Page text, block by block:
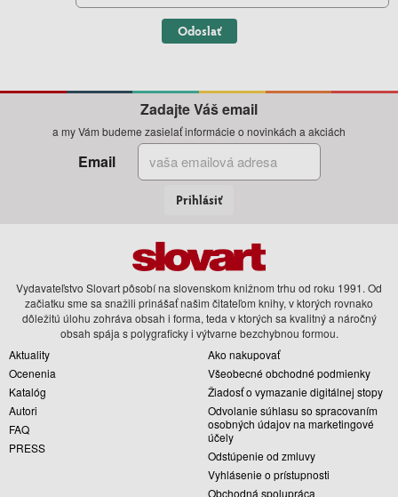
Odoslať
Zadajte Váš email
a my Vám budeme zasielať informácie o novinkách a akciách
Email
Prihlásiť
Vydavateľstvo Slovart pôsobí na slovenskom knižnom trhu od roku 1991. Od
začiatku sme sa snažili prinášať našim čitateľom knihy, v ktorých rovnako
dôležitú úlohu zohráva obsah i forma, teda v ktorých sa kvalitný a náročný
obsah spája s polygraficky i výtvarne bezchybnou formou.
Aktuality
Ocenenia
Katalóg
Autori
FAQ
PRESS
Ako nakupovať
Všeobecné obchodné podmienky
Žiadosť o vymazanie digitálnej stopy
Odvolanie súhlasu so spracovaním
osobných údajov na marketingové
účely
Odstúpenie od zmluvy
Vyhlásenie o prístupnosti
Obchodná spolupráca